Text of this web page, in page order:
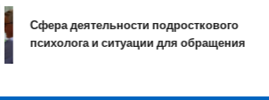
Сфера деятельности подросткового
психолога и ситуации для обращения